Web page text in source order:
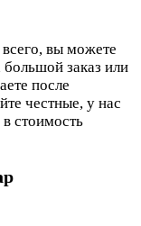
вы можете
заказ или
после
честные, у нас
стоимость